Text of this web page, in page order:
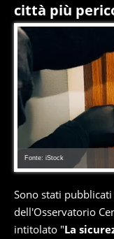
città più
Fonte: iStock
Sono stati
dell'Osservatorio
intitolato "La